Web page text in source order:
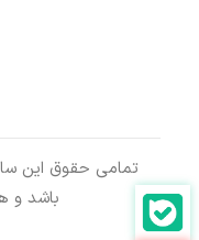
تمامی حقوق این
باشد و